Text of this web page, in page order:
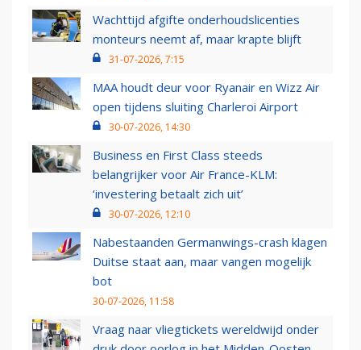
Wachttijd afgifte onderhoudslicenties
monteurs neemt af, maar krapte blijft
31-07-2026, 7:15
MAA houdt deur voor Ryanair en Wizz Air
open tijdens sluiting Charleroi Airport
30-07-2026, 14:30
Business en First Class steeds
belangrijker voor Air France-KLM:
‘investering betaalt zich uit’
30-07-2026, 12:10
Nabestaanden Germanwings-crash klagen
Duitse staat aan, maar vangen mogelijk
bot
30-07-2026, 11:58
Vraag naar vliegtickets wereldwijd onder